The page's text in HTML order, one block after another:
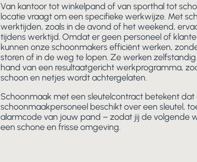
Van kantoor tot winkelpand of van sporthal tot
locatie vraagt om een specifieke werkwijze. Met
werktijden, zoals in de avond of het weekend,
tijdens werktijd. Omdat er geen personeel of
kunnen onze schoonmakers efficiënt werken,
storen of in de weg te lopen. Ze werken
hand van een resultaatgericht werkprogramma,
schoon en netjes wordt achtergelaten.
Schoonmaak met een sleutelcontract betekent dat
schoonmaakpersoneel beschikt over een sleutel,
alarmcode van jouw pand – zodat jij de volgende
een schone en frisse omgeving.